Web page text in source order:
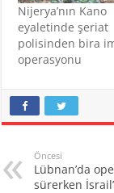
Nijerya’nın Kano
eyaletinde şeriat
polisinden bira
operasyonu
Öncesi
Lübnan’da
sürerken